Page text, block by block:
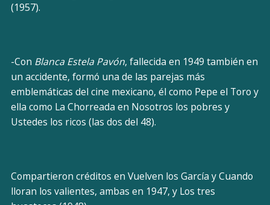
(1957).
-Con Blanca Estela Pavón, fallecida en 1949 también en
un accidente, formó una de las parejas más
emblemáticas del cine mexicano, él como Pepe el Toro y
ella como La Chorreada en Nosotros los pobres y
Ustedes los ricos (las dos del 48).
Compartieron créditos en Vuelven los García y Cuando
lloran los valientes, ambas en 1947, y Los tres